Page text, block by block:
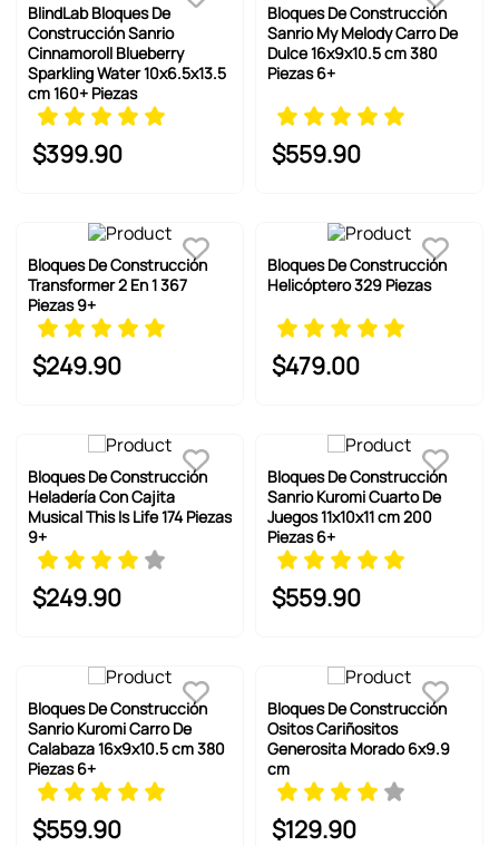
BlindLab Bloques De
Construcción Sanrio
Cinnamoroll Blueberry
Sparkling Water 10x6.5x13.5
cm 160+ Piezas
$399.90
Bloques De Construcción
Sanrio My Melody Carro De
Dulce 16x9x10.5 cm 380
Piezas 6+
$559.90
Bloques De Construcción
Transformer 2 En 1 367
Piezas 9+
$249.90
Bloques De Construcción
Helicóptero 329 Piezas
$479.00
Bloques De Construcción
Heladería Con Cajita
Musical This Is Life 174 Piezas
9+
$249.90
Bloques De Construcción
Sanrio Kuromi Cuarto De
Juegos 11x10x11 cm 200
Piezas 6+
$559.90
Bloques De Construcción
Sanrio Kuromi Carro De
Calabaza 16x9x10.5 cm 380
Piezas 6+
$559.90
Bloques De Construcción
Ositos Cariñositos
Generosita Morado 6x9.9
cm
$129.90